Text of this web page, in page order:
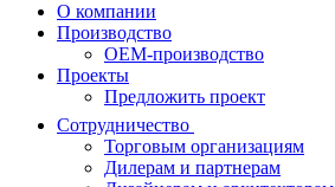
О компании
Производство
OEM-производство
Проекты
Предложить проект
Сотрудничество
Торговым организациям
Дилерам и партнерам